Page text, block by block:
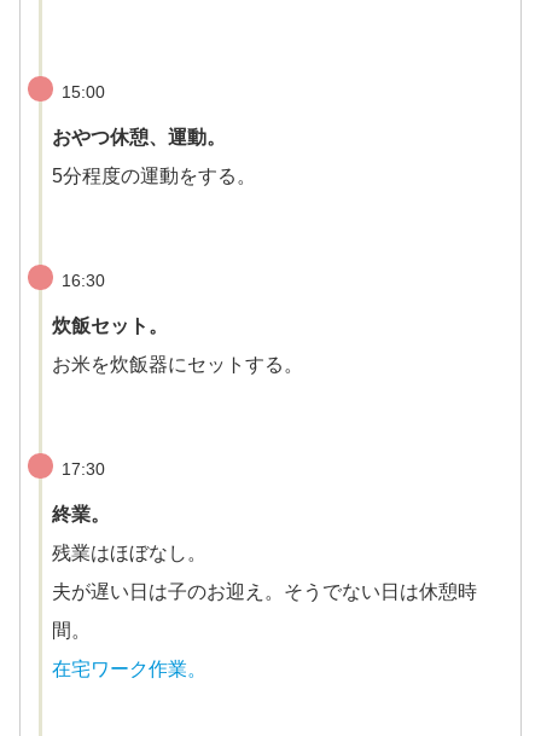
15:00
おやつ休憩、運動。
5分程度の運動をする。
16:30
炊飯セット。
お米を炊飯器にセットする。
17:30
終業。
残業はほぼなし。
夫が遅い日は子のお迎え。そうでない日は休憩時
間。
在宅ワーク作業。